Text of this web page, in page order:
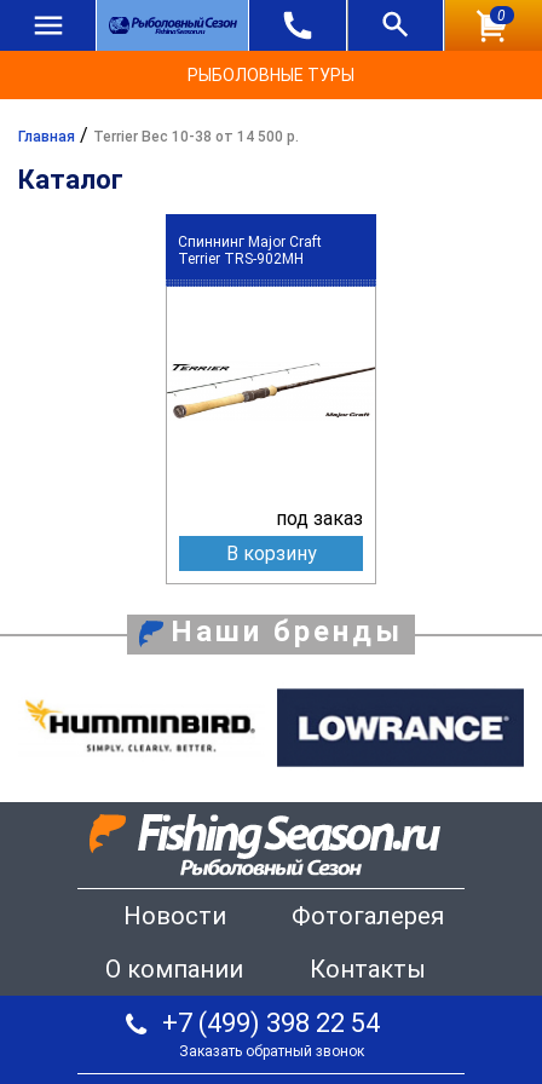
0
РЫБОЛОВНЫЕ ТУРЫ
Главная / Terrier Вес 10-38 от 14 500 р.
Каталог
Спиннинг Major Craft
Terrier TRS-902MH
под заказ
В корзину
Наши бренды
Новости
Фотогалерея
О компании
Контакты
+7 (499) 398 22 54
Заказать обратный звонок